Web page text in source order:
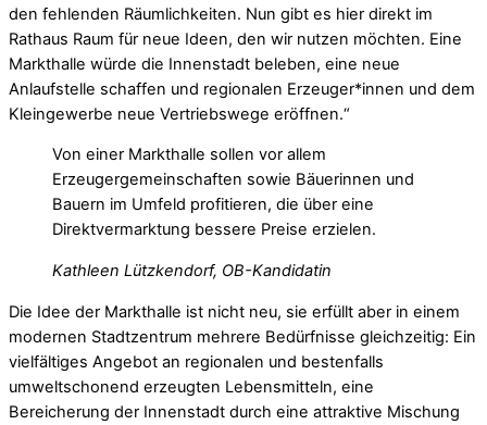
den fehlenden Räumlichkeiten. Nun gibt es hier direkt im
Rathaus Raum für neue Ideen, den wir nutzen möchten. Eine
Markthalle würde die Innenstadt beleben, eine neue
Anlaufstelle schaffen und regionalen Erzeuger*innen und dem
Kleingewerbe neue Vertriebswege eröffnen.“
Von einer Markthalle sollen vor allem
Erzeugergemeinschaften sowie Bäuerinnen und
Bauern im Umfeld profitieren, die über eine
Direktvermarktung bessere Preise erzielen.
Kathleen Lützkendorf, OB-Kandidatin
Die Idee der Markthalle ist nicht neu, sie erfüllt aber in einem
modernen Stadtzentrum mehrere Bedürfnisse gleichzeitig: Ein
vielfältiges Angebot an regionalen und bestenfalls
umweltschonend erzeugten Lebensmitteln, eine
Bereicherung der Innenstadt durch eine attraktive Mischung